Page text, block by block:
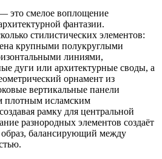
это смелое воплощение
фантазии.
стилистических элементов:
крупными полукруглыми
линиями,
дуги или архитектурные своды, а
орнамент из
вертикальные панели
плотным исламским
рамку для центральной
разнородных элементов создаёт
балансирующий между